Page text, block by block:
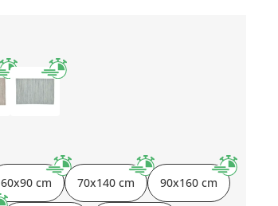
60x90 cm 70x140 cm 90x160 cm